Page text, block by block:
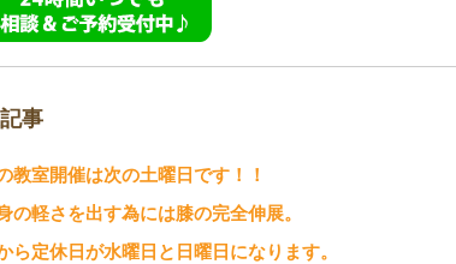
事
教室開催は次の土曜日です！！
の軽さを出す為には膝の完全伸展。
ら定休日が水曜日と日曜日になります。